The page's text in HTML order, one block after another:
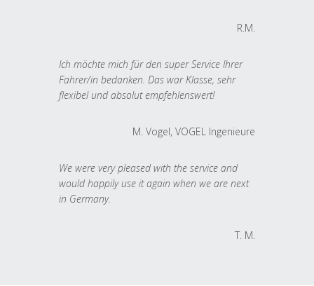
R.M.
Ich möchte mich für den super Service Ihrer
Fahrer/in bedanken. Das war Klasse, sehr
flexibel und absolut empfehlenswert!
M. Vogel, VOGEL Ingenieure
We were very pleased with the service and
would happily use it again when we are next
in Germany.
T. M.